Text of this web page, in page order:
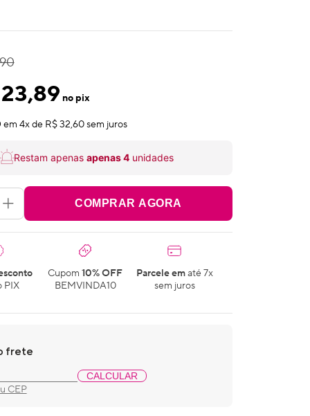
no pix
em 4x de R$ 32,60sem juros
Restam apenas apenas4 unidades
COMPRAR AGORA
PIX
Cupom10% OFF
BEMVINDA10
Parcele ematé 7x
sem juros
frete
CALCULAR
CEP